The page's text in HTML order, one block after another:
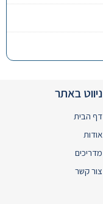
ניווט באתר
דף הבית
אודות
מדריכים
צור קשר